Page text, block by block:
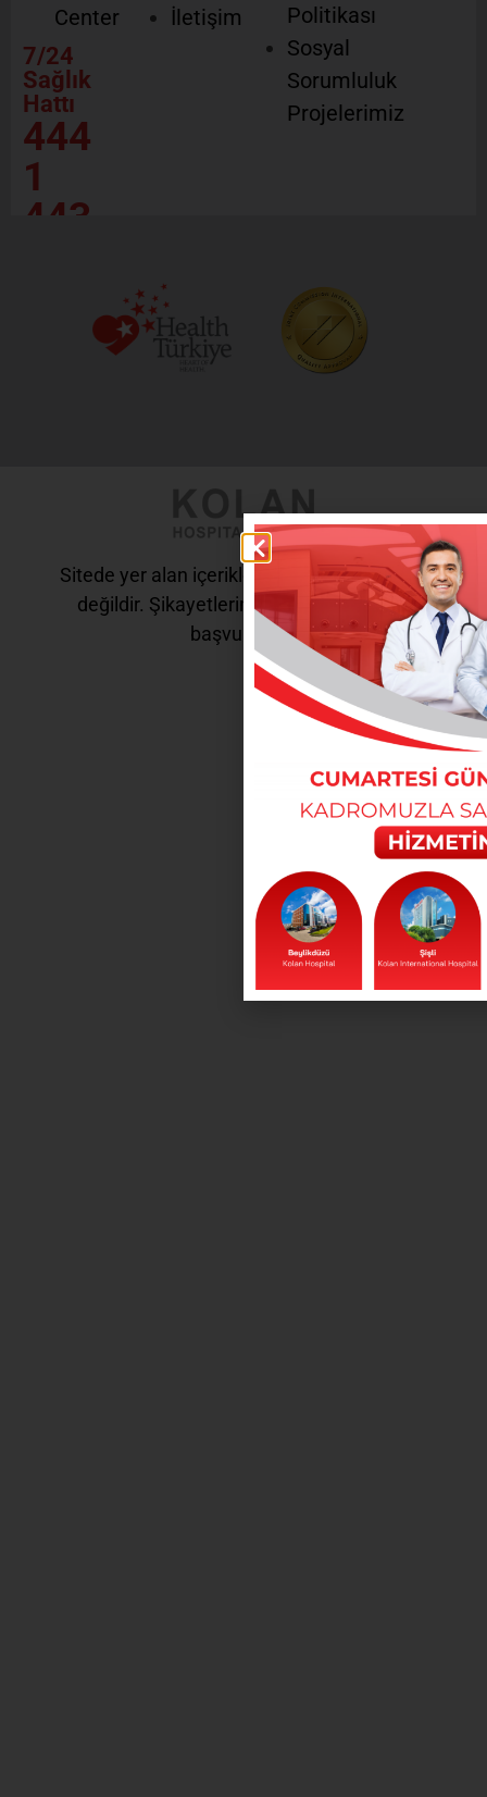
Center
7/24
Sağlık
Hattı
444
1
443
İletişim
Politikası
Sosyal
Sorumluluk
Projelerimiz
Sitede yer alan içerikler tanı ve tedavi amaçlı
değildir. Şikayetleriniz için doktorunuza
başvurunuz.